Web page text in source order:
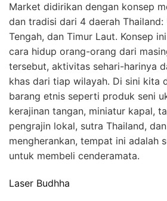
Market didirikan dengan konsep
dan tradisi dari 4 daerah Thailand:
Tengah, dan Timur Laut. Konsep
cara hidup orang-orang dari
tersebut, aktivitas sehari-harinya
khas dari tiap wilayah. Di sini kita
barang etnis seperti produk seni
kerajinan tangan, miniatur kapal,
pengrajin lokal, sutra Thailand,
mengherankan, tempat ini adalah
untuk membeli cenderamata.
Laser Budhha